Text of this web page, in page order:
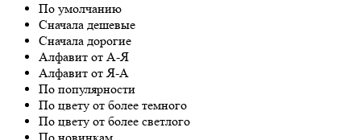
По умолчанию
Сначала дешевые
Сначала дорогие
Алфавит от А-Я
Алфавит от Я-А
По популярности
По цвету от более темного
По цвету от более светлого